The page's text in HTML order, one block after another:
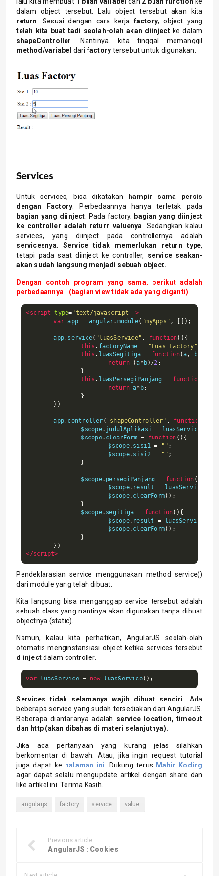
lalu kita membuat 1 buah variabel dan 2 buah function ke
dalam object tersebut. Lalu object tersebut akan kita
return. Sesuai dengan cara kerjafactory, object yang
telah kita buat tadi seolah-olah akan diinjectke dalam
shapeController. Nantinya, kita tinggal memanggil
method/variabel darifactory tersebut untuk digunakan.
Services
Untuk services, bisa dikatakan hampir sama persis
dengan Factory . Perbedaannya hanya terletak pada
bagian yang diinject . Pada factory, bagian yang diinject
ke controller adalah return valuenya
. Sedangkan kalau
services, yang diinject pada controllernya adalah
servicesnya
Service tidak memerlukan return type,
tetapi pada saat diinject ke controller, service seakan-
akan sudah langsung menjadi sebuah object.
Dengan contoh program yang sama, berikut adalah
perbedaannya : (bagian view tidak ada yang diganti)
<script type="text/javascript"
>
var app = angular. module( "myApps" , []);
	app
. service( "luasService" , function(){
this . factoryName = "Luas Factory"
this . luasSegitiga = function(a, b){
return
(a* b)/2 ;
}
this . luasPersegiPanjang = function
return a* b;
}
})
	app
. controller ( "shapeController" , function
		$scope
. judulAplikasi = luasService
		$scope
. clearForm = function (){
			$scope
. sisi1 = "" ;
			$scope
. sisi2 = "" ;
}
		$scope
. persegiPanjang = function (){
			$scope
. result = luasService
			$scope
. clearForm();
}
		$scope
. segitiga = function(){
			$scope
. result = luasService
			$scope
. clearForm();
}
})
</script>
Pendeklarasian service menggunakan method service()
dari module yang telah dibuat.
Kita langsung bisa menganggap service tersebut adalah
sebuah class yang nantinya akan digunakan tanpa dibuat
objectnya (static).
Namun, kalau kita perhatikan, AngularJS seolah-olah
otomatis menginstansiasi object ketika services tersebut
diinjectdalam controller.
var luasService = new luasService();
Services tidak selamanya wajib dibuat sendiri. Ada
beberapa service yang sudah tersediakan dari AngularJS.
Beberapa diantaranya adalah service location, timeout
dan http (akan dibahas di materi selanjutnya).
Jika ada pertanyaan yang kurang jelas silahkan
berkomentar di bawah. Atau, jika ingin request tutorial
juga dapat ke halaman ini . Dukung terus Mahir Koding
agar dapat selalu mengupdate artikel dengan share dan
like artikel ini. Terima Kasih.
angularjs factory service value
Previous article
AngularJS : Cookies